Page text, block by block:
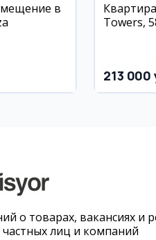
в
Towers,
213 000
о товарах, вакансиях и
частных лиц и компаний